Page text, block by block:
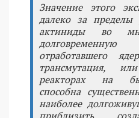
Значение этого
далеко за
актиниды во
долговременную
отработавшего
трансмутация,
реакторах на
способна
наиболее